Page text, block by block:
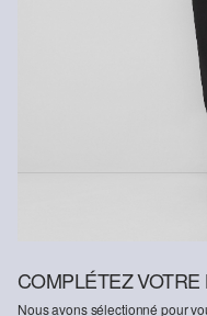
COMPLÉTEZ VOTRE
Nous avons sélectionné pour